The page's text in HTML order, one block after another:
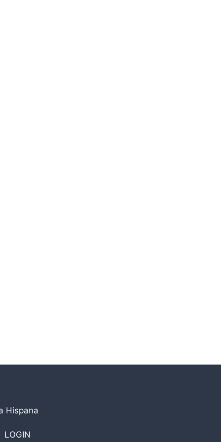
Hispana
LOGIN